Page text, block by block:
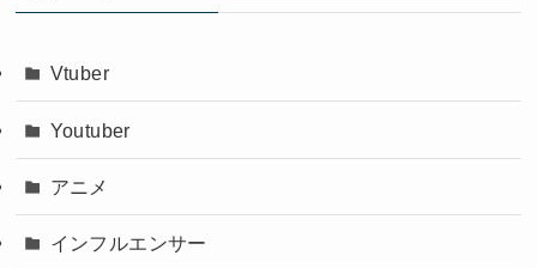
Vtuber
Youtuber
アニメ
インフルエンサー